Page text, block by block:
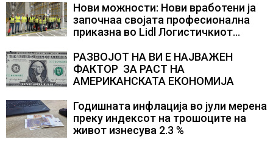
СЛОВЕНИЈА
Нови можности: Нови вработени ја
започнаа својата професионална
приказна во Lidl Логистичкиот
РАЗВОЈОТ НА ВИ Е НАЈВАЖЕН
ФАКТОР ЗА РАСТ НА
АМЕРИКАНСКАТА ЕКОНОМИЈА
Годишната инфлација во јули мерена
преку индексот на трошоците на
живот изнесува 2.3 %